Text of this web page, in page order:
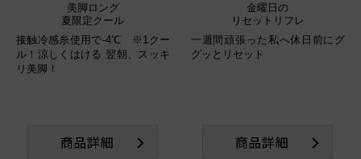
美脚ロング
夏限定クール
接触冷感糸使用で-4℃ ※1クー
ル！涼しくはける 翌朝、スッキ
リ美脚！
金曜日の
リセットリフレ
一週間頑張った私へ休日前にグ
グッとリセット